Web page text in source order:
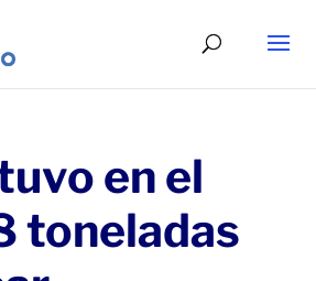
en el
toneladas